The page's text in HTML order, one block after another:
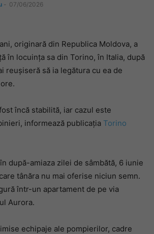
- 07/06/2026
originară din Republica Moldova, a
în locuința sa din Torino, în Italia, după
reușiseră să ia legătura cu ea de
încă stabilită, iar cazul este
informează publicația Torino
după-amiaza zilei de sâmbătă, 6 iunie
tânăra nu mai oferise niciun semn.
într-un apartament de pe via
Aurora.
echipaje ale pompierilor, cadre